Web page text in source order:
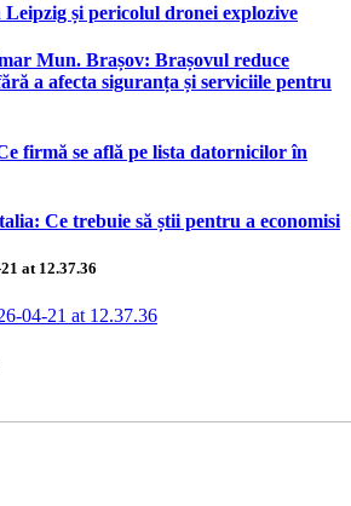
și pericolul dronei explozive
Mun. Brașov: Brașovul reduce
a afecta siguranța și serviciile pentru
firmă se află pe lista datornicilor în
Ce trebuie să știi pentru a economisi
at 12.37.36